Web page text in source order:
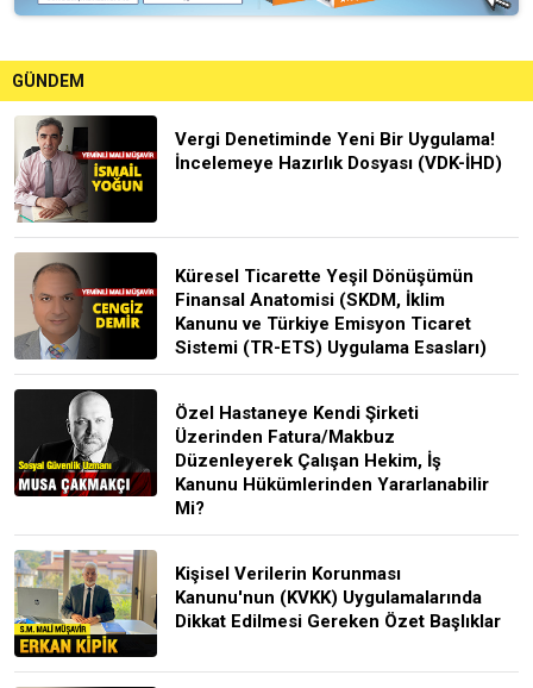
GÜNDEM
Vergi Denetiminde Yeni Bir Uygulama!
İncelemeye Hazırlık Dosyası (VDK-İHD)
Küresel Ticarette Yeşil Dönüşümün
Finansal Anatomisi (SKDM, İklim
Kanunu ve Türkiye Emisyon Ticaret
Sistemi (TR-ETS) Uygulama Esasları)
Özel Hastaneye Kendi Şirketi
Üzerinden Fatura/Makbuz
Düzenleyerek Çalışan Hekim, İş
Kanunu Hükümlerinden Yararlanabilir
Mi?
Kişisel Verilerin Korunması
Kanunu'nun (KVKK) Uygulamalarında
Dikkat Edilmesi Gereken Özet Başlıklar